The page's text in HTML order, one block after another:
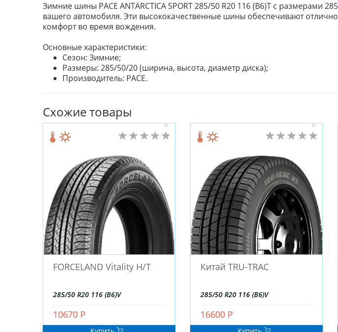
Зимние шины PACE ANTARCTICA SPORT 285/50 R20 116 (B6)T с размерами
вашего автомобиля. Эти высококачественные шины обеспечивают
комфорт во время вождения.
Основные характеристики:
Сезон: Зимние;
Размеры: 285/50/20 (ширина, высота, диаметр диска);
Производитель: PACE.
Схожие товары
FORCELAND Vitality H/T
285/50 R20 116 (B6)V
10670 Р
Китай TRU-TRAC
285/50 R20 116 (B6)V
16600 Р